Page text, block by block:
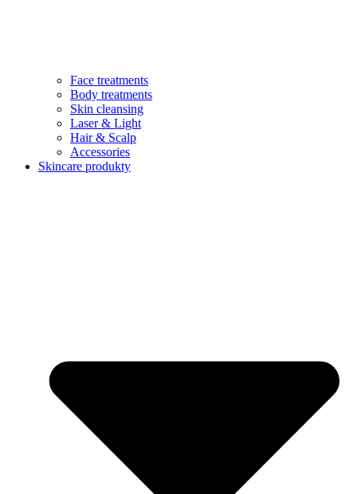
Face treatments
Body treatments
Skin cleansing
Laser & Light
Hair & Scalp
Accessories
Skincare produkty